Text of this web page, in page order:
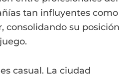
tan influyentes como
consolidando su posición
casual. La ciudad